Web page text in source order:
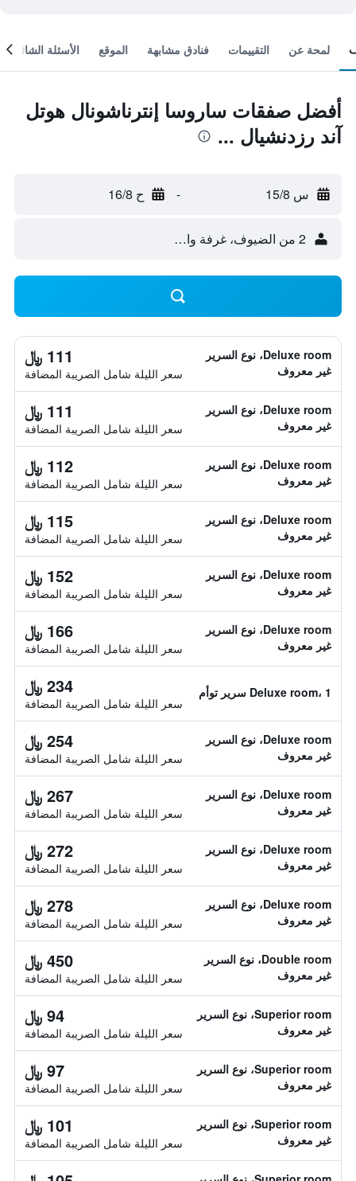
لمحة عن التقييمات فنادق مشابهة الموقع الأسئلة الشائعة
أفضل صفقات ساروسا إنترناشونال هوتل
آند رزدنشيال ...
س 15/8 - ح 16/8
2 من الضيوف، غرفة واحدة
Deluxe room، نوع السرير
غير معروف
111 ﷼
سعر الليلة شامل الصريبة المضافة
Deluxe room، نوع السرير
غير معروف
111 ﷼
سعر الليلة شامل الصريبة المضافة
Deluxe room، نوع السرير
غير معروف
112 ﷼
سعر الليلة شامل الصريبة المضافة
Deluxe room، نوع السرير
غير معروف
115 ﷼
سعر الليلة شامل الصريبة المضافة
Deluxe room، نوع السرير
غير معروف
152 ﷼
سعر الليلة شامل الصريبة المضافة
Deluxe room، نوع السرير
غير معروف
166 ﷼
سعر الليلة شامل الصريبة المضافة
Deluxe room، 1 سرير توأم 234 ﷼
سعر الليلة شامل الصريبة المضافة
Deluxe room، نوع السرير
غير معروف
254 ﷼
سعر الليلة شامل الصريبة المضافة
Deluxe room، نوع السرير
غير معروف
267 ﷼
سعر الليلة شامل الصريبة المضافة
Deluxe room، نوع السرير
غير معروف
272 ﷼
سعر الليلة شامل الصريبة المضافة
Deluxe room، نوع السرير
غير معروف
278 ﷼
سعر الليلة شامل الصريبة المضافة
Double room، نوع السرير
غير معروف
450 ﷼
سعر الليلة شامل الصريبة المضافة
Superior room، نوع السرير
غير معروف
94 ﷼
سعر الليلة شامل الصريبة المضافة
Superior room، نوع السرير
غير معروف
97 ﷼
سعر الليلة شامل الصريبة المضافة
Superior room، نوع السرير
غير معروف
101 ﷼
سعر الليلة شامل الصريبة المضافة